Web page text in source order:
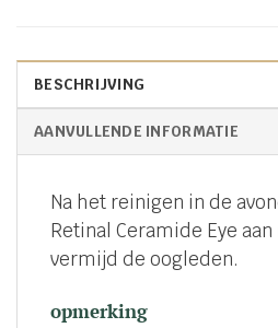
BESCHRIJVING
AANVULLENDE INFORMATIE
Na het reinigen in de
Retinal Ceramide Eye
vermijd de oogleden.
opmerking